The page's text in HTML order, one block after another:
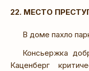
22. МЕСТО
В доме пахло
Консьержка
Каценберг